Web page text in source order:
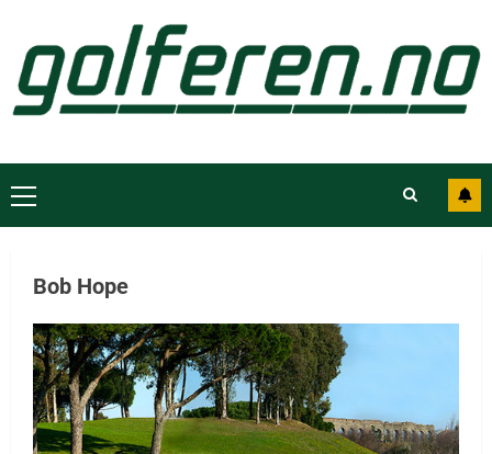
Bob Hope